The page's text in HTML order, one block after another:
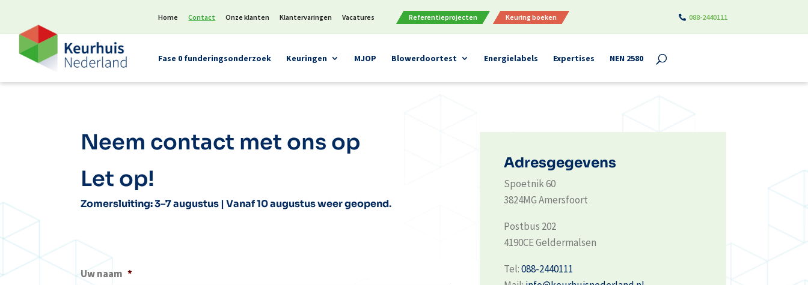
Home Contact Onze klanten Klantervaringen Vacatures Referentieprojecten Keuring boeken 088-2440111
Fase 0 funderingsonderzoek Keuringen MJOP Blowerdoortest Energielabels Expertises NEN 2580
Neem contact met ons op
Let op!
Zomersluiting: 3–7 augustus | Vanaf 10 augustus weer geopend.
Uw naam *
Adresgegevens
Spoetnik 60
3824MG Amersfoort
Postbus 202
4190CE Geldermalsen
Tel:088-2440111